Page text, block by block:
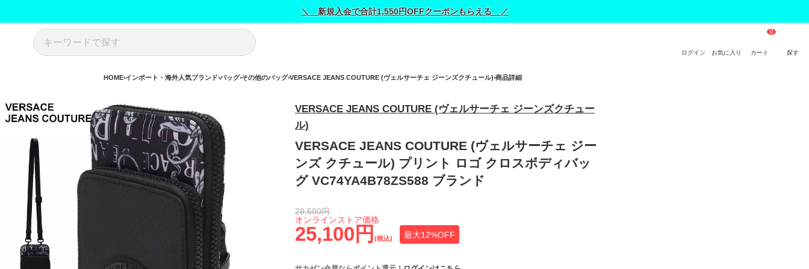
＼ 新規入会で合計1,550円OFFクーポンもらえる ／
ログイン お気に入り カート 探す
HOME インポート・海外人気ブランド バッグ その他のバッグ VERSACE JEANS COUTURE (ヴェルサーチェ ジーンズクチュール) 商品詳細
VERSACE JEANS COUTURE (ヴェルサーチェ ジーンズクチュー
ル)
VERSACE JEANS COUTURE (ヴェルサーチェ ジー
ンズ クチュール) プリント ロゴ クロスボディバッ
グ VC74YA4B78ZS588 ブランド
25,100円 (税込) 最大12%OFF
オンラインストア価格
28,600円